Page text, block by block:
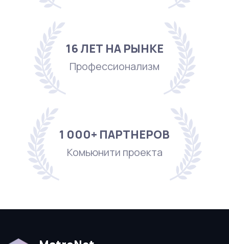
16 ЛЕТ НА РЫНКЕ
Профессионализм
1 000+ ПАРТНЕРОВ
Комьюнити проекта